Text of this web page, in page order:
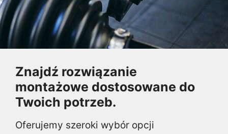
Znajdź rozwiązanie
montażowe dostosowane do
Twoich potrzeb.
Oferujemy szeroki wybór opcji